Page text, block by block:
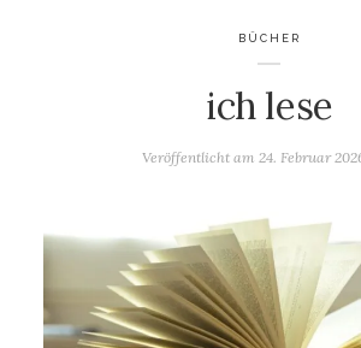
BÜCHER
ich lese
Veröffentlicht am 24. Februar